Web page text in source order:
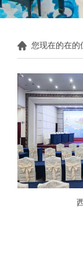
您现在的在的